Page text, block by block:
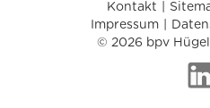
Kontakt
Impressum
© 2026 bpv